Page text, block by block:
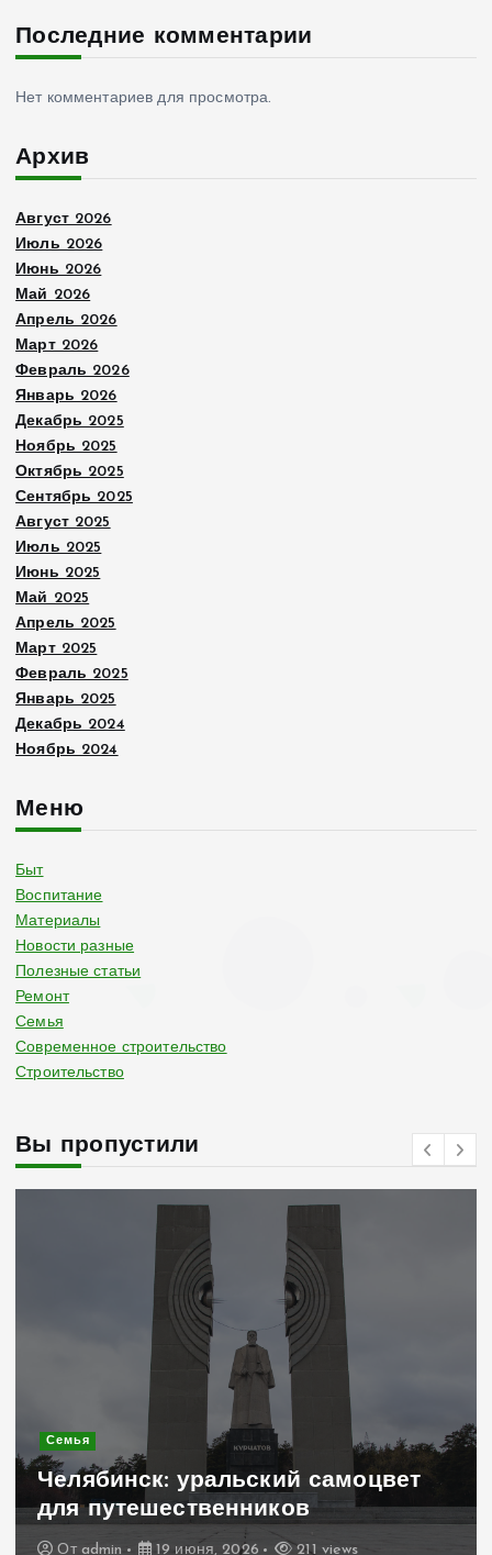
Последние комментарии
Нет комментариев для просмотра.
Архив
Август 2026
Июль 2026
Июнь 2026
Май 2026
Апрель 2026
Март 2026
Февраль 2026
Январь 2026
Декабрь 2025
Ноябрь 2025
Октябрь 2025
Сентябрь 2025
Август 2025
Июль 2025
Июнь 2025
Май 2025
Апрель 2025
Март 2025
Февраль 2025
Январь 2025
Декабрь 2024
Ноябрь 2024
Меню
Быт
Воспитание
Материалы
Новости разные
Полезные статьи
Ремонт
Семья
Современное строительство
Строительство
Вы пропустили
Семья
Челябинск: уральский самоцвет
для путешественников
От admin 19 июня, 2026 211 views